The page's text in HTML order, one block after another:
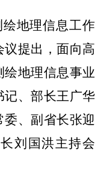
绘地理信息工作
议提出，面向高
绘地理信息事业
记、部长王广华
、副省长张迎
刘国洪主持会